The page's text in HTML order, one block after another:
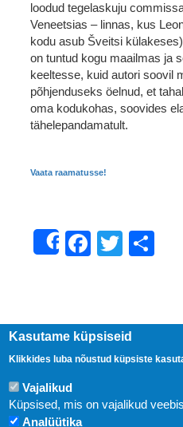
loodud tegelaskuju
Veneetsias – linnas, kus
kodu asub Šveitsi
on tuntud kogu maailmas ja
keeltesse, kuid autori soovil
põhjenduseks öelnud, et
oma kodukohas, soovides
tähelepandamatult.
Vaata raamatusse!
Share Twitter
Kasutame küpsiseid
Klikkides luba nõustud küpsiste
Vajalikud
Küpsised, mis on vajalikud
Analüütika